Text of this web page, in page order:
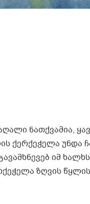
ნათქვამია,
ქერქეჭელა უნდა
იმ
ზღვის